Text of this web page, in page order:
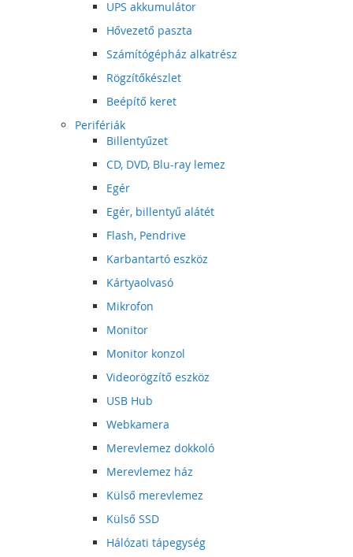
UPS akkumulátor
Hővezető paszta
Számítógépház alkatrész
Rögzítőkészlet
Beépítő keret
Perifériák
Billentyűzet
CD, DVD, Blu-ray lemez
Egér
Egér, billentyű alátét
Flash, Pendrive
Karbantartó eszköz
Kártyaolvasó
Mikrofon
Monitor
Monitor konzol
Videorögzítő eszköz
USB Hub
Webkamera
Merevlemez dokkoló
Merevlemez ház
Külső merevlemez
Külső SSD
Hálózati tápegység